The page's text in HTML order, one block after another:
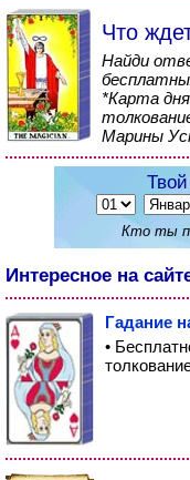
Что
Найди
*Карта
Марины
Кто ты
Интересное на
Гадание
•